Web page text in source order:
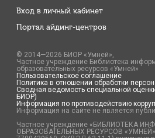
Вход в личный кабинет
Портал айдинг-центров
© 2014—2026 БИОР «Умней»,
Частное учреждение Библиотека
образовательных ресурсов «Умней»
Пользовательское соглашение
Политика в отношении обработки
Сводная ведомость специальной
БИОР)
Информация по противодействию
Информация на сайте не является
Частное учреждение «БИБЛИОТЕКА
ОБРАЗОВАТЕЛЬНЫХ РЕСУРСОВ